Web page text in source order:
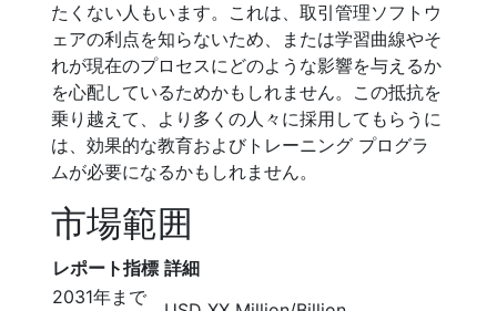
たくない人もいます。これは、取引管理ソフトウ
ェアの利点を知らないため、または学習曲線やそ
れが現在のプロセスにどのような影響を与えるか
を心配しているためかもしれません。この抵抗を
乗り越えて、より多くの人々に採用してもらうに
は、効果的な教育およびトレーニング プログラ
ムが必要になるかもしれません。
市場範囲
レポート指標 詳細
2031年まで